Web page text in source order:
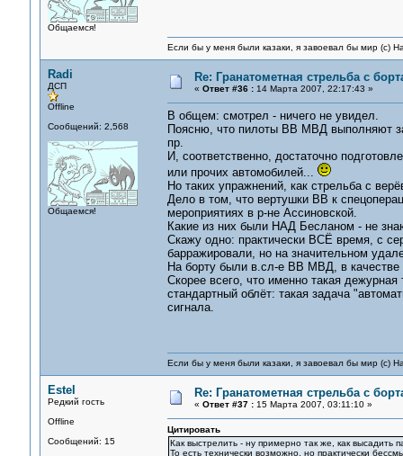
Общаемся!
Если бы у меня были казаки, я завоевал бы мир (с)
Radi
ДСП
Offline
Сообщений: 2,568
Общаемся!
Re: Гранатометная стрельба с
« Ответ #36 :14 Марта 2007, 22:17:43 »
В общем: смотрел - ничего не увидел.
Поясню, что пилоты ВВ МВД выполняют
пр.
И, соответственно, достаточно
или прочих автомобилей...
Но таких упражнений, как стрельба с
Дело в том, что вертушки ВВ к
мероприятиях в р-не Ассиновской.
Какие из них были НАД Бесланом - не
Скажу одно: практически ВСЁ время, с
барражировали, но на значительном
На борту были в.сл-е ВВ МВД, в качестве
Скорее всего, что именно такая
стандартный облёт: такая задача
сигнала.
Если бы у меня были казаки, я завоевал бы мир (с)
Estel
Редкий гость
Offline
Сообщений: 15
Re: Гранатометная стрельба с
« Ответ #37 :15 Марта 2007, 03:11:10 »
Цитировать
Как выстрелить - ну примерно так же, как высадить
То есть технически возможно, но практически